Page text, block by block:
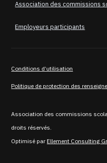
Association des commissions
Employeurs participants
Conditions d’utilisation
Politique de protection des
Association des commissions
droits réservés.
Optimisé parEllement Consulting